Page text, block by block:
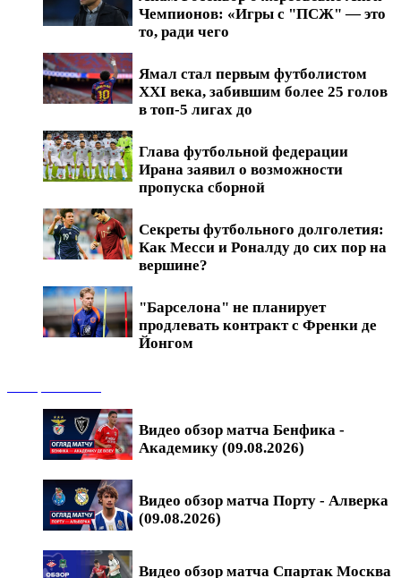
Чемпионов: «Игры с "ПСЖ" — это
то, ради чего
Ямал стал первым футболистом
XXI века, забившим более 25 голов
в топ-5 лигах до
Глава футбольной федерации
Ирана заявил о возможности
пропуска сборной
Секреты футбольного долголетия:
Как Месси и Роналду до сих пор на
вершине?
"Барселона" не планирует
продлевать контракт с Френки де
Йонгом
Видео обзор матча Бенфика -
Академику (09.08.2026)
Видео обзор матча Порту - Алверка
(09.08.2026)
Видео обзор матча Спартак Москва